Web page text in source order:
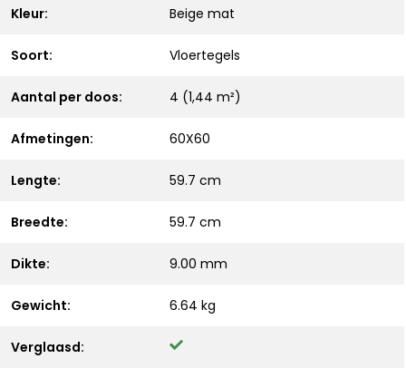
Kleur: Beige mat
Soort: Vloertegels
Aantal per doos: 4 (1,44 m²)
Afmetingen: 60X60
Lengte: 59.7 cm
Breedte: 59.7 cm
Dikte: 9.00 mm
Gewicht: 6.64 kg
Verglaasd: